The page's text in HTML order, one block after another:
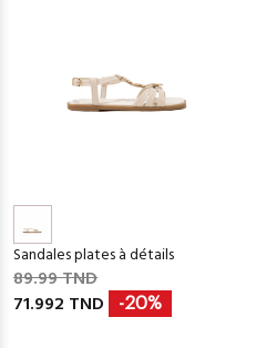
Sandales plates à détails
89.99 TND
71.992 TND
-20%